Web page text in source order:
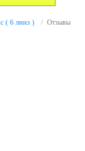
( 6 линз ) Отзывы